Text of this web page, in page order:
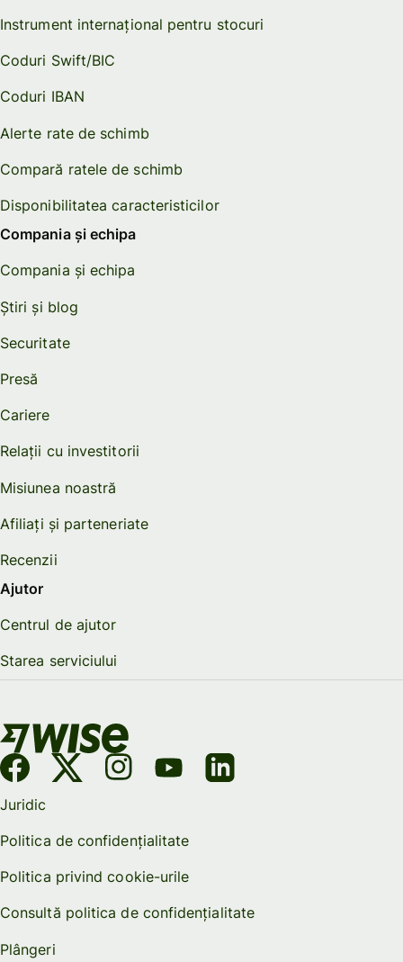
Instrument internațional pentru stocuri
Coduri Swift/BIC
Coduri IBAN
Alerte rate de schimb
Compară ratele de schimb
Disponibilitatea caracteristicilor
Compania și echipa
Compania și echipa
Știri și blog
Securitate
Presă
Cariere
Relații cu investitorii
Misiunea noastră
Afiliați și parteneriate
Recenzii
Ajutor
Centrul de ajutor
Starea serviciului
Juridic
Politica de confidențialitate
Politica privind cookie-urile
Consultă politica de confidențialitate
Plângeri